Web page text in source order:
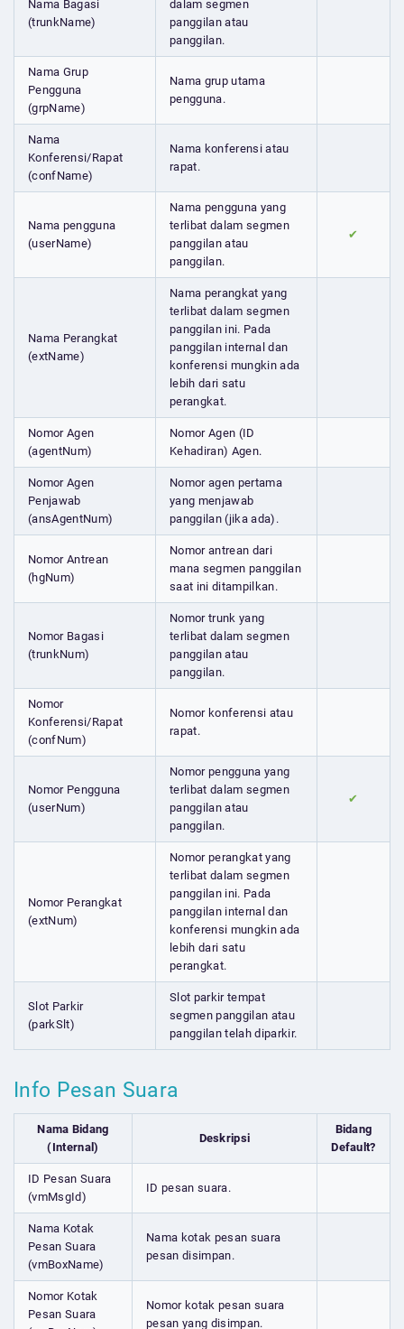
Nama Bagasi
(trunkName)
dalam segmen
panggilan atau
panggilan.
Nama Grup
Pengguna
(grpName)
Nama grup utama
pengguna.
Nama
Konferensi/Rapat
(confName)
Nama konferensi atau
rapat.
Nama pengguna
(userName)
Nama pengguna yang
terlibat dalam segmen
panggilan atau
panggilan.
✔
Nama Perangkat
(extName)
Nama perangkat yang
terlibat dalam segmen
panggilan ini. Pada
panggilan internal dan
konferensi mungkin ada
lebih dari satu
perangkat.
Nomor Agen
(agentNum)
Nomor Agen (ID
Kehadiran) Agen.
Nomor Agen
Penjawab
(ansAgentNum)
Nomor agen pertama
yang menjawab
panggilan (jika ada).
Nomor Antrean
(hgNum)
Nomor antrean dari
mana segmen panggilan
saat ini ditampilkan.
Nomor Bagasi
(trunkNum)
Nomor trunk yang
terlibat dalam segmen
panggilan atau
panggilan.
Nomor
Konferensi/Rapat
(confNum)
Nomor konferensi atau
rapat.
Nomor Pengguna
(userNum)
Nomor pengguna yang
terlibat dalam segmen
panggilan atau
panggilan.
✔
Nomor Perangkat
(extNum)
Nomor perangkat yang
terlibat dalam segmen
panggilan ini. Pada
panggilan internal dan
konferensi mungkin ada
lebih dari satu
perangkat.
Slot Parkir
(parkSlt)
Slot parkir tempat
segmen panggilan atau
panggilan telah diparkir.
Info Pesan Suara
Nama Bidang
(Internal)
Deskripsi
Bidang
Default?
ID Pesan Suara
(vmMsgId)
ID pesan suara.
Nama Kotak
Pesan Suara
(vmBoxName)
Nama kotak pesan suara
pesan disimpan.
Nomor Kotak
Pesan Suara
Nomor kotak pesan suara
pesan yang disimpan.